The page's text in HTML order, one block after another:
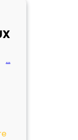
…
: